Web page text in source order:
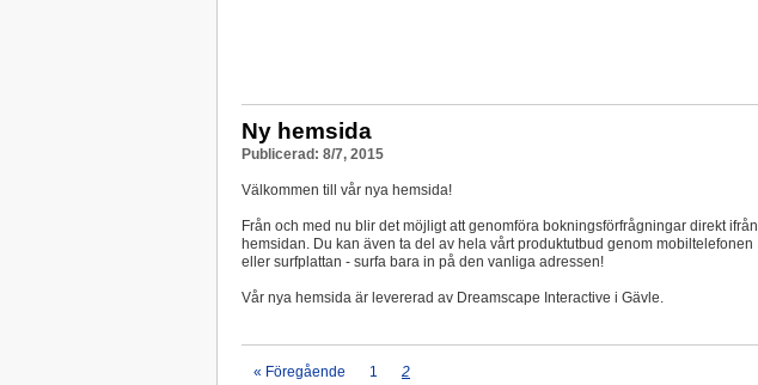
Ny hemsida
Publicerad: 8/7, 2015
Välkommen till vår nya hemsida!
Från och med nu blir det möjligt att genomföra bokningsförfrågningar direkt ifrån
hemsidan. Du kan även ta del av hela vårt produktutbud genom mobiltelefonen
eller surfplattan - surfa bara in på den vanliga adressen!
Vår nya hemsida är levererad av Dreamscape Interactive i Gävle.
« Föregående 1 2